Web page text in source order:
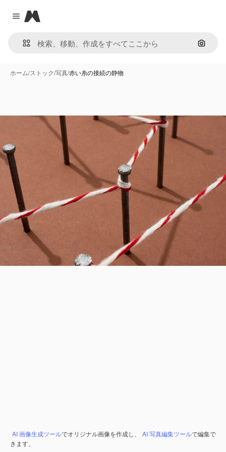
Close menu
Magnific
画像で
ホーム/ストック/写真/赤い糸の接続の静物
AI 画像生成ツールでオリジナル画像を作成し、 AI 写真編集ツールで編集で
きます。